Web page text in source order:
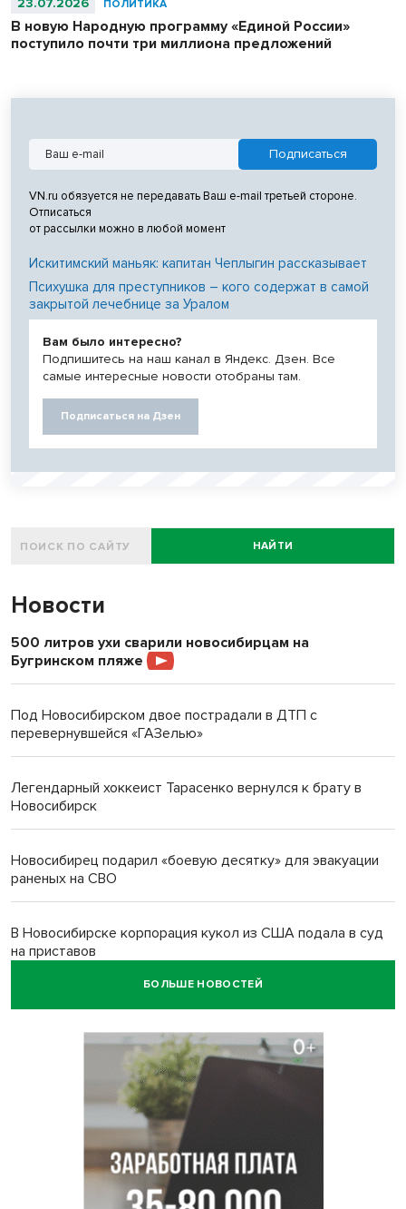
ПОЛИТИКА
В новую Народную программу «Единой России»
поступило почти три миллиона предложений
VN.ru обязуется не передавать Ваш e-mail третьей стороне.
Отписаться
от рассылки можно в любой момент
Искитимский маньяк: капитан Чеплыгин рассказывает
Психушка для преступников – кого содержат в самой
закрытой лечебнице за Уралом
Вам было интересно?
Подпишитесь на наш канал в Яндекс. Дзен. Все
самые интересные новости отобраны там.
Подписаться на Дзен
НАЙТИ
Новости
500 литров ухи сварили новосибирцам на
Бугринском пляже
Под Новосибирском двое пострадали в ДТП с
перевернувшейся «ГАЗелью»
Легендарный хоккеист Тарасенко вернулся к брату в
Новосибирск
Новосибирец подарил «боевую десятку» для эвакуации
раненых на СВО
В Новосибирске корпорация кукол из США подала в суд
на приставов
В Новосибирске минздрав объявил бесплатную
В Новосибирске врачи прооперировали 25 тысяч
пациентов с катарактой
Знаменитый орангутан Бату отметил юбилей в
новосибирском зоопарке
БОЛЬШЕ НОВОСТЕЙ